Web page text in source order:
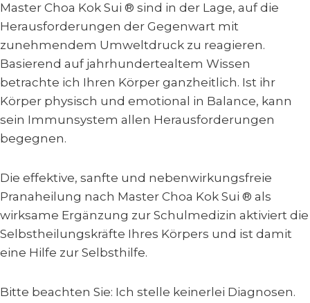
Master Choa Kok Sui ® sind in der Lage, auf die
Herausforderungen der Gegenwart mit
zunehmendem Umweltdruck zu reagieren.
Basierend auf jahrhundertealtem Wissen
betrachte ich Ihren Körper ganzheitlich. Ist ihr
Körper physisch und emotional in Balance, kann
sein Immunsystem allen Herausforderungen
begegnen.
Die effektive, sanfte und nebenwirkungsfreie
Pranaheilung nach Master Choa Kok Sui ® als
wirksame Ergänzung zur Schulmedizin aktiviert die
Selbstheilungskräfte Ihres Körpers und ist damit
eine Hilfe zur Selbsthilfe.
Bitte beachten Sie: Ich stelle keinerlei Diagnosen.